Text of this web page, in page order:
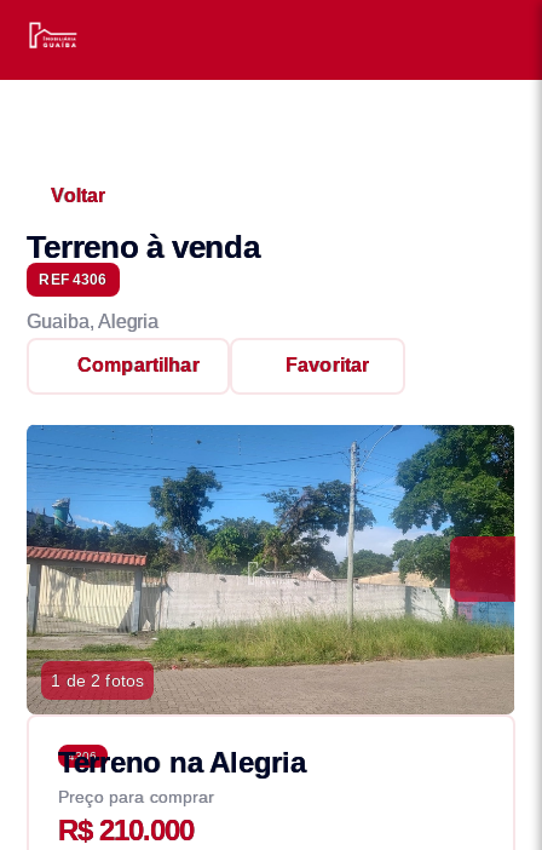
Voltar
Terreno à venda
REF 4306
Guaiba, Alegria
Compartilhar Favoritar
1 de 2 fotos
4306
Terreno na Alegria
Preço para comprar
R$ 210.000